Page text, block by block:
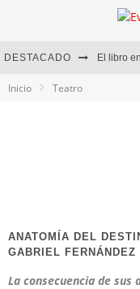
DESTACADO
Inicio Teatro
ANATOMÍA DEL
GABRIEL FERNÁNDEZ
La consecuencia de